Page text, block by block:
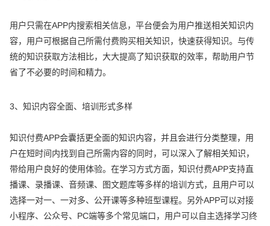
用户只需在APP内搜索相关信息，平台便会为用户推送相关知识内
容，用户可根据自己所需付费购买相关知识，快速获得知识。与传
统的知识获取方法相比，大大提高了知识获取的效率，帮助用户节
省了不必要的时间和精力。
3、知识内容全面、培训形式多样
知识付费APP会囊括更全面的知识内容，并且会进行分类整理，用
户在短时间内找到自己所需内容的同时，可以深入了解相关知识，
带给用户良好的使用体验。在学习方式方面，知识付费APP支持直
播课、录播课、音频课、图文题库等多样的培训方式，且用户可以
选择一对一、一对多、公开课等多种班型课程。另外APP可以对接
小程序、公众号、PC端等多个常见端口，用户可以自主选择学习终